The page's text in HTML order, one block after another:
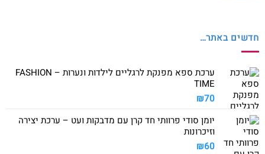
חדשים באתר…
ערכת ספא מפנקת לרגליים לילדות ונערות – FASHION
TIME
₪70
יומן סודי פרוותי חד קרן עם מדבקות ועט – ערכת יצירה
וזיכרונות
₪60